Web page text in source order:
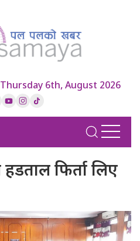
Thursday 6th, August 2026
फिर्ता लिए